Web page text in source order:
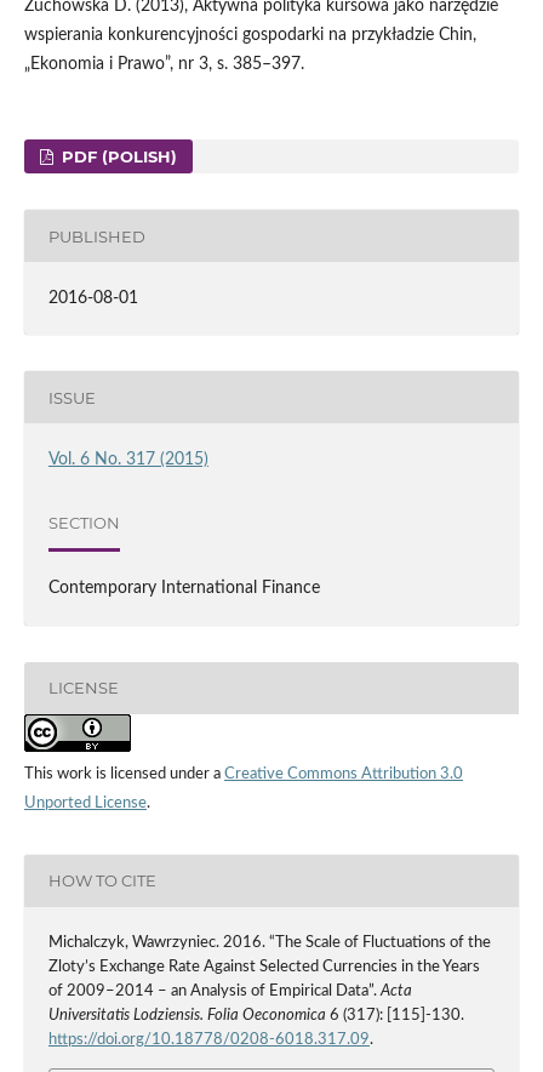
Żuchowska D. (2013), Aktywna polityka kursowa jako narzędzie
wspierania konkurencyjności gospodarki na przykładzie Chin,
„Ekonomia i Prawo”, nr 3, s. 385–397.
PDF (POLISH)
PUBLISHED
2016-08-01
ISSUE
Vol. 6 No. 317 (2015)
SECTION
Contemporary International Finance
LICENSE
This work is licensed under a Creative Commons Attribution 3.0
Unported License.
HOW TO CITE
Michalczyk, Wawrzyniec. 2016. “The Scale of Fluctuations of the
Zloty’s Exchange Rate Against Selected Currencies in the Years
of 2009–2014 – an Analysis of Empirical Data”. Acta
Universitatis Lodziensis. Folia Oeconomica 6 (317): [115]-130.
https://doi.org/10.18778/0208-6018.317.09.